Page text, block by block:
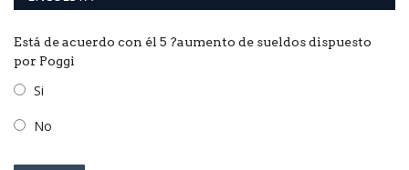
Está de acuerdo con él 5 ?aumento de sueldos dispuesto
por Poggi
Si
No